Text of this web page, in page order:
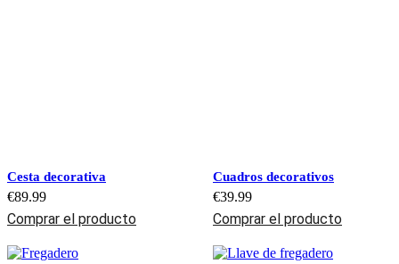
Cesta decorativa
€89.99
Comprar el producto
Cuadros decorativos
€39.99
Comprar el producto